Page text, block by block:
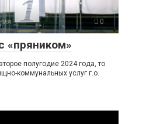
0
«пряником»
полугодие 2024 года, то
коммунальных услуг г.о.